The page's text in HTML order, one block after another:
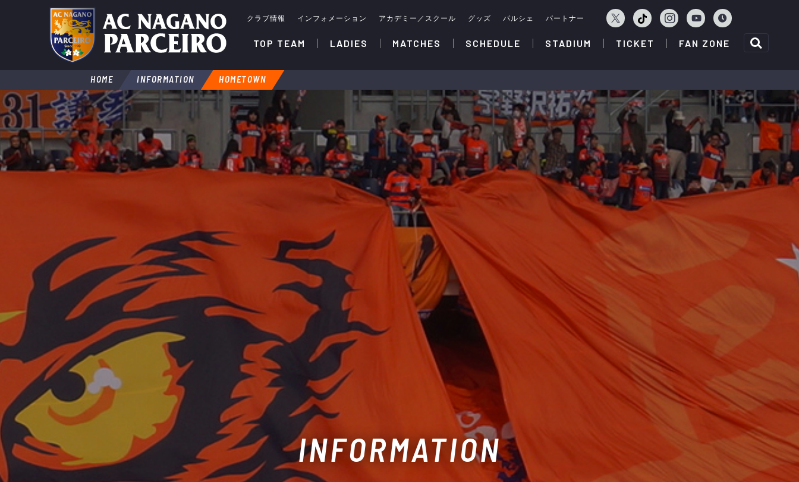
クラブ情報 インフォメーション アカデミー／スクール グッズ パルシェ パートナー
TOP TEAM LADIES MATCHES SCHEDULE STADIUM TICKET FAN ZONE
HOME INFORMATION HOMETOWN
INFORMATION